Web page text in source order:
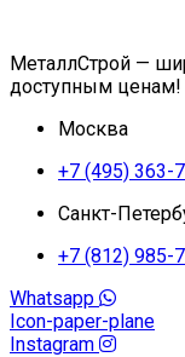
МеталлСтрой —
доступным ценам!
Москва
+7 (495) 363-
Санкт-
+7 (812) 985-
Whatsapp
Icon-paper-plane
Instagram